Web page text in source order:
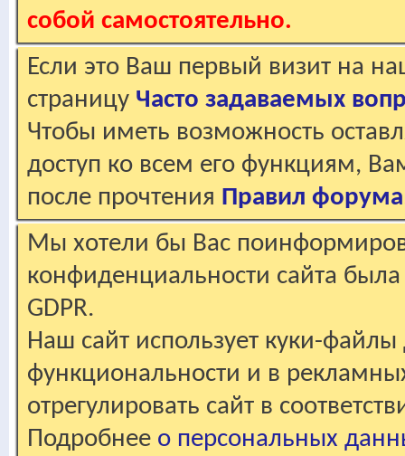
собой самостоятельно.
Если это Ваш первый визит на
страницу Часто задаваемых
Чтобы иметь возможность
доступ ко всем его функциям,
после прочтения Правил форума
Мы хотели бы Вас
конфиденциальности сайта
GDPR.
Наш сайт использует куки-файлы
функциональности и в
отрегулировать сайт в
Подробнее о персональных